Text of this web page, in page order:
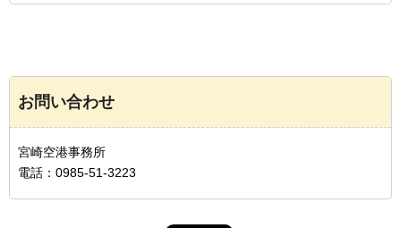
お問い合わせ
宮崎空港事務所
電話：0985-51-3223